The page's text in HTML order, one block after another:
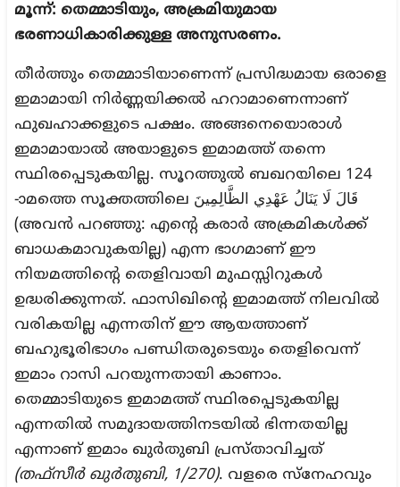
മൂന്ന്: തെമ്മാടിയും, അക്രമിയുമായ
ഭരണാധികാരിക്കുള്ള അനുസരണം.
തീർത്തും തെമ്മാടിയാണെന്ന് പ്രസിദ്ധമായ ഒരാളെ
ഇമാമായി നിർണ്ണയിക്കൽ ഹറാമാണെന്നാണ്
ഫുഖഹാക്കളുടെ പക്ഷം. അങ്ങനെയൊരാൾ
ഇമാമായാൽ അയാളുടെ ഇമാമത്ത് തന്നെ
സ്ഥിരപ്പെടുകയില്ല. സൂറത്തുൽ ബഖറയിലെ 124
-ാമത്തെ സൂക്തത്തിലെ قَالَ لَا يَنَالُ عَهْدِي الظَّالِمِينَ
(അവൻ പറഞ്ഞു: എന്റെ കരാർ അക്രമികൾക്ക്
ബാധകമാവുകയില്ല) എന്ന ഭാഗമാണ് ഈ
നിയമത്തിന്റെ തെളിവായി മുഫസ്സിറുകൾ
ഉദ്ധരിക്കുന്നത്. ഫാസിഖിന്റെ ഇമാമത്ത് നിലവിൽ
വരികയില്ല എന്നതിന് ഈ ആയത്താണ്
ബഹുഭൂരിഭാഗം പണ്ഡിതരുടെയും തെളിവെന്ന്
ഇമാം റാസി പറയുന്നതായി കാണാം.
തെമ്മാടിയുടെ ഇമാമത്ത് സ്ഥിരപ്പെടുകയില്ല
എന്നതിൽ സമുദായത്തിനടയിൽ ഭിന്നതയില്ല
എന്നാണ് ഇമാം ഖുർതുബി പ്രസ്താവിച്ചത്
(തഫ്സീർ ഖുർതുബി, 1/270). വളരെ സ്നേഹവും